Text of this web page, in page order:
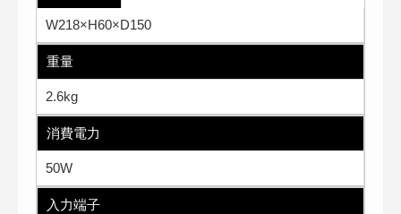
W218×H60×D150
重量
2.6kg
消費電力
50W
入力端子